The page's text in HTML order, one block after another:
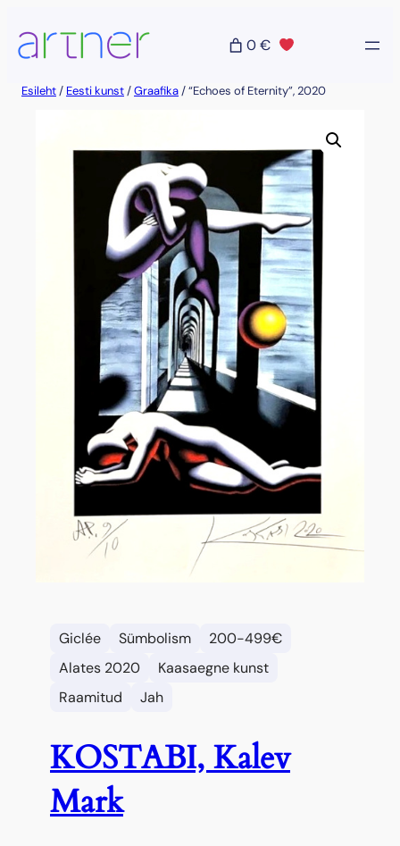
sisu
juurde
0 €
Esileht/ Eesti kunst/Graafika/ “Echoes of Eternity”, 2020
Giclée Sümbolism
200-499€
Alates 2020
Kaasaegne kunst
Raamitud
Jah
KOSTABI, Kalev
Mark